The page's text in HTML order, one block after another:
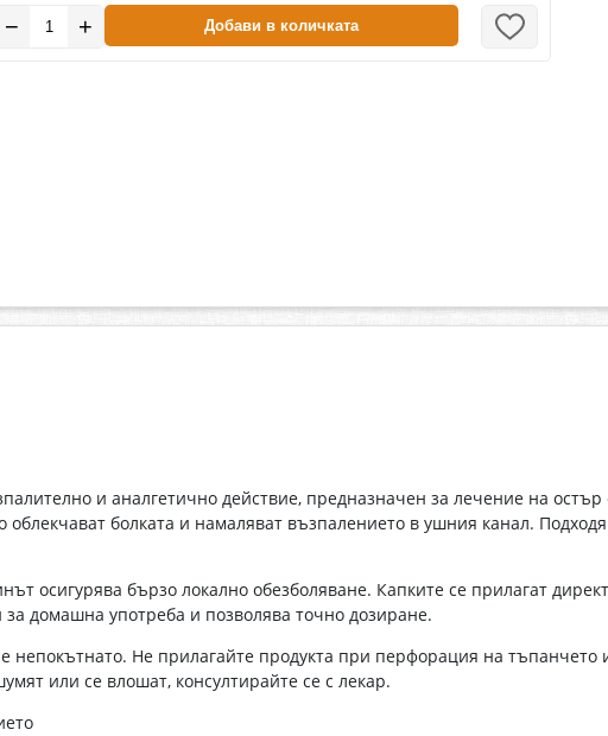
− + Добави в количката
и аналгетично действие, предназначен за лечение на остър
болката и намаляват възпалението в ушния канал.
осигурява бързо локално обезболяване. Капките се прилагат
домашна употреба и позволява точно дозиране.
непокътнато. Не прилагайте продукта при перфорация на тъпанчето
или се влошат, консултирайте се с лекар.